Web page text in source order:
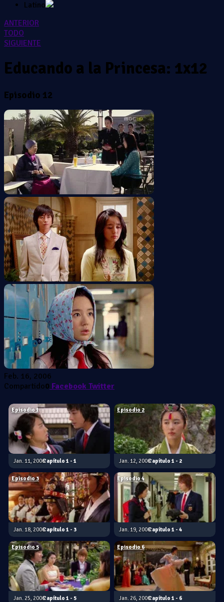
Latino
ANTERIOR
TODO
SIGUIENTE
Educando a la Princesa: 1x12
Episodio 12
Feb. 16, 2006
Compartido0 Facebook Twitter
1 - 1
Episodio 1
Jan. 11, 2006 1 - 2
Episodio 2
Jan. 12, 2006
1 - 3
Episodio 3
Jan. 18, 2006 1 - 4
Episodio 4
Jan. 19, 2006
1 - 5
Episodio 5
Jan. 25, 2006 1 - 6
Episodio 6
Jan. 26, 2006